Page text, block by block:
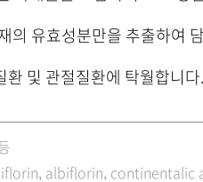
의 유효성분만을 추출하여
및 관절질환에 탁월합니다.
albiflorin, continentalic